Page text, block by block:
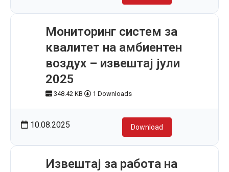
Мониторинг систем за
квалитет на амбиентен
воздух – извештај јули
2025
348.42 KB 1 Downloads
10.08.2025 Download
Извештај за работа на